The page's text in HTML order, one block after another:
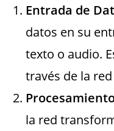
Entrada de
datos en su
texto o audio.
través de la
la red